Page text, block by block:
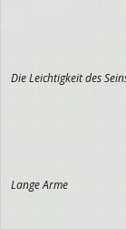
Die Leichtigkeit des
Lange Arme